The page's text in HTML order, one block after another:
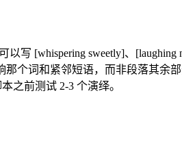
写 [whispering sweetly]、
词和紧邻短语，而非段落其余部
之前测试 2-3 个演绎。